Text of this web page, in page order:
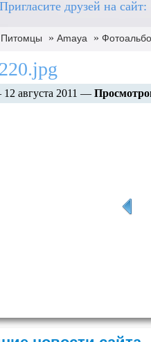
Пригласите друзей на сайт:
Питомцы » Amaya »
августа 2011 —